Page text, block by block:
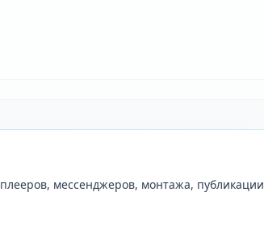
мессенджеров, монтажа, публикации